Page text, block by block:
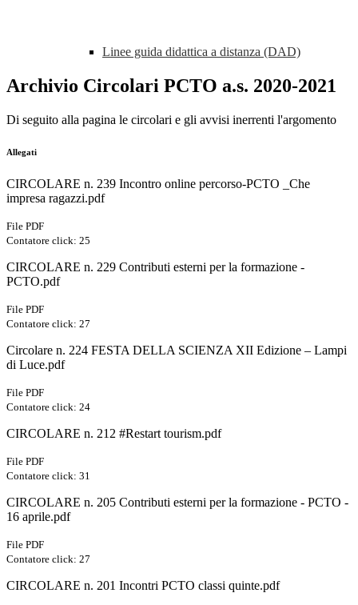
Linee guida didattica a distanza (DAD)
Archivio Circolari PCTO a.s. 2020-2021
Di seguito alla pagina le circolari e gli avvisi inerrenti l'argomento
Allegati
CIRCOLARE n. 239 Incontro online percorso-PCTO _Che
impresa ragazzi.pdf
File PDF
Contatore click: 25
CIRCOLARE n. 229 Contributi esterni per la formazione -
PCTO.pdf
File PDF
Contatore click: 27
Circolare n. 224 FESTA DELLA SCIENZA XII Edizione – Lampi
di Luce.pdf
File PDF
Contatore click: 24
CIRCOLARE n. 212 #Restart tourism.pdf
File PDF
Contatore click: 31
CIRCOLARE n. 205 Contributi esterni per la formazione - PCTO -
16 aprile.pdf
File PDF
Contatore click: 27
CIRCOLARE n. 201 Incontri PCTO classi quinte.pdf